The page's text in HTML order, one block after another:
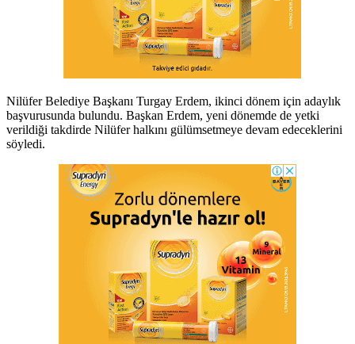
Nilüfer Belediye Başkanı Turgay Erdem, ikinci dönem için adaylık
başvurusunda bulundu. Başkan Erdem, yeni dönemde de yetki
verildiği takdirde Nilüfer halkını gülümsetmeye devam edeceklerini
söyledi.